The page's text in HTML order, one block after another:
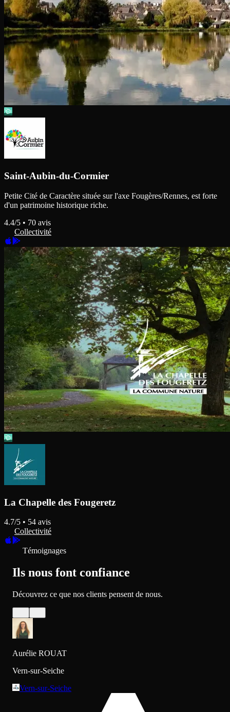
Saint-Aubin-du-Cormier
Petite Cité de Caractère située sur l'axe Fougères/Rennes, est forte
d'un patrimoine historique riche.
4.4/5 • 70 avis
Collectivité
La Chapelle des Fougeretz
4.7/5 • 54 avis
Collectivité
Témoignages
Ils nous font confiance
Découvrez ce que nos clients pensent de nous.
Aurélie ROUAT
Vern-sur-Seiche
Vern-sur-Seiche